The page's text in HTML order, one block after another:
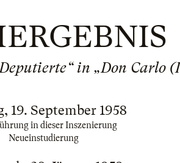
in „Don Carlo
19. September 1958
in dieser Inszenierung
Neueinstudierung